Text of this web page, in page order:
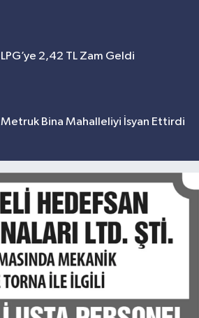
LPG’ye 2,42 TL Zam Geldi
Metruk Bina Mahalleliyi İsyan Ettirdi